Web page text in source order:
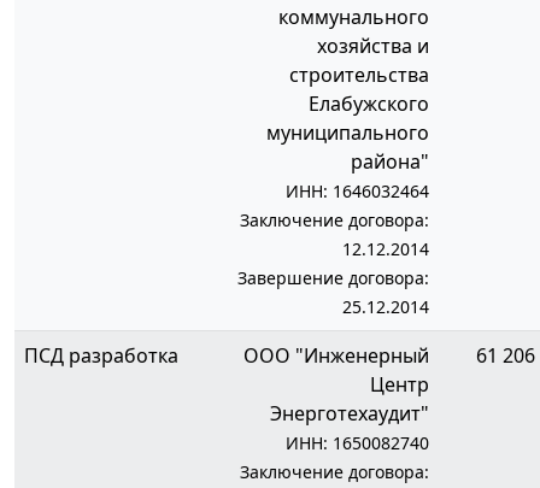
коммунального
хозяйства и
строительства
Елабужского
муниципального
района"
ИНН: 1646032464
Заключение договора:
12.12.2014
Завершение договора:
25.12.2014
ПСД разработка
ООО "Инженерный
Центр
Энерготехаудит"
ИНН: 1650082740
Заключение договора:
61